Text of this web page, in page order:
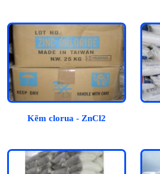
Kẽm clorua - ZnCl2